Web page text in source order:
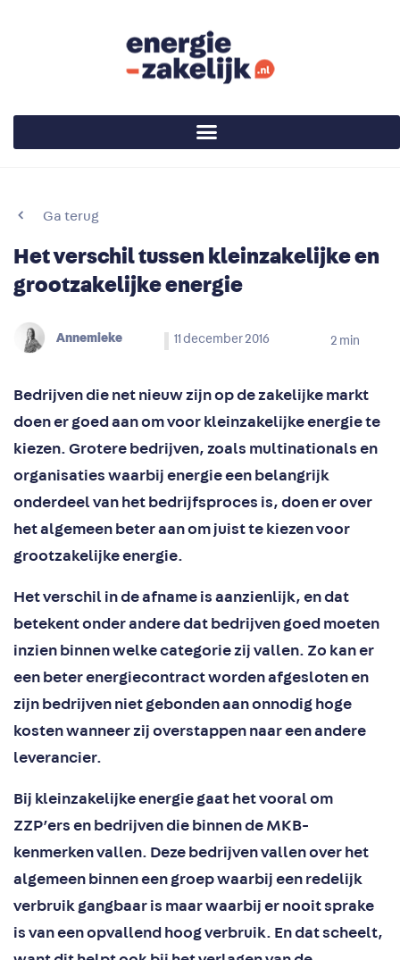
Ga terug
Het verschil tussen kleinzakelijke en
grootzakelijke energie
Annemieke 11 december 2016 2 min
Bedrijven die net nieuw zijn op de zakelijke markt
doen er goed aan om voor kleinzakelijke energie te
kiezen. Grotere bedrijven, zoals multinationals en
organisaties waarbij energie een belangrijk
onderdeel van het bedrijfsproces is, doen er over
het algemeen beter aan om juist te kiezen voor
grootzakelijke energie.
Het verschil in de afname is aanzienlijk, en dat
betekent onder andere dat bedrijven goed moeten
inzien binnen welke categorie zij vallen. Zo kan er
een beter energiecontract worden afgesloten en
zijn bedrijven niet gebonden aan onnodig hoge
kosten wanneer zij overstappen naar een andere
leverancier.
Bij kleinzakelijke energie gaat het vooral om
ZZP’ers en bedrijven die binnen de MKB-
kenmerken vallen. Deze bedrijven vallen over het
algemeen binnen een groep waarbij een redelijk
verbruik gangbaar is maar waarbij er nooit sprake
is van een opvallend hoog verbruik. En dat scheelt,